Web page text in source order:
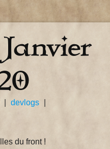
devlogs
du front !